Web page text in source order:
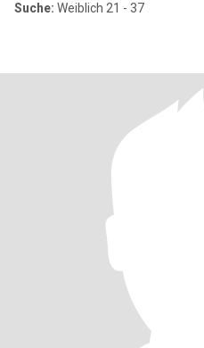
Suche: Weiblich 21 - 37